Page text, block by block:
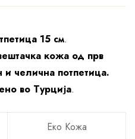
15 см.
кожа од прв
и челична потпетица.
во Турција.
Еко Кожа